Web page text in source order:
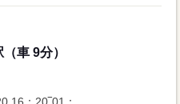
車 9分）